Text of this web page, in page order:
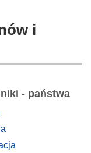
i
- państwa